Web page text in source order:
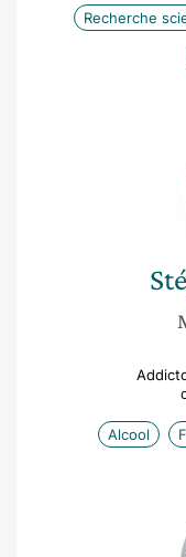
Recherche
Alcool